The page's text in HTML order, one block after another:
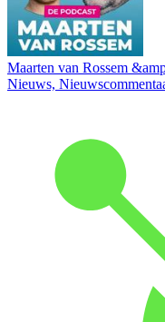
Maarten van Rossem
Nieuws,